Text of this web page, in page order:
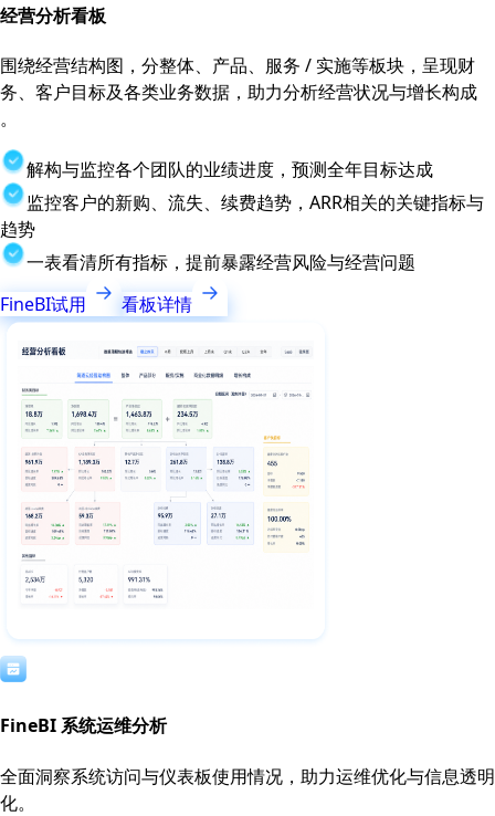
经营分析看板
围绕经营结构图，分整体、产品、服务 / 实施等板块，呈现财
务、客户目标及各类业务数据，助力分析经营状况与增长构成
。
解构与监控各个团队的业绩进度，预测全年目标达成
监控客户的新购、流失、续费趋势，ARR相关的关键指标与
趋势
一表看清所有指标，提前暴露经营风险与经营问题
FineBI试用
看板详情
FineBI 系统运维分析
全面洞察系统访问与仪表板使用情况，助力运维优化与信息透明
化。